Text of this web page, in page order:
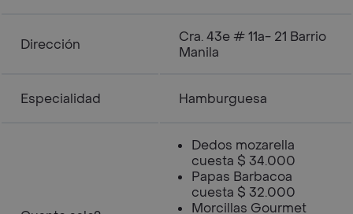
Dirección
Cra. 43e # 11a- 21 Barrio
Manila
Especialidad Hamburguesa
Dedos mozarella
cuesta $ 34.000
Papas Barbacoa
cuesta $ 32.000
Morcillas Gourmet